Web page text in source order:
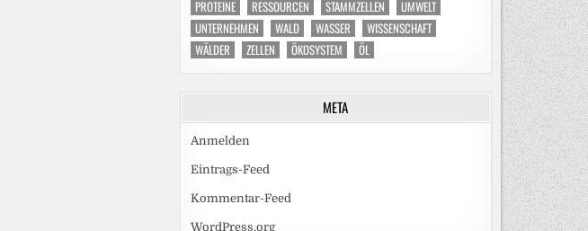
PROTEINE
RESSOURCEN STAMMZELLEN
UMWELT
UNTERNEHMEN
WALD WASSER
WISSENSCHAFT
WÄLDER
ZELLEN ÖKOSYSTEM ÖL
META
Anmelden
Eintrags-Feed
Kommentar-Feed
WordPress.org